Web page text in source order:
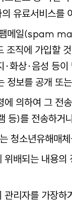
유료서비스를
메일(spam
직에 가입할
·화상·음성 등
정보를 공개 또
에 의하여 그 전
등)를 전송하거
청소년유해매
위배되는 내용의
관리자를 가장하